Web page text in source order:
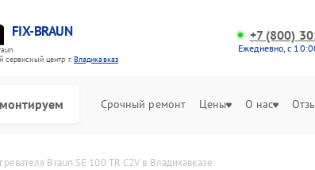
FIX-BRAUN
cервисный центр г.Владикавказ
+7 (800)
Ежедневно, с
Срочный ремонт Цены О нас
Braun SE 100 TR C2V в Владикавказе